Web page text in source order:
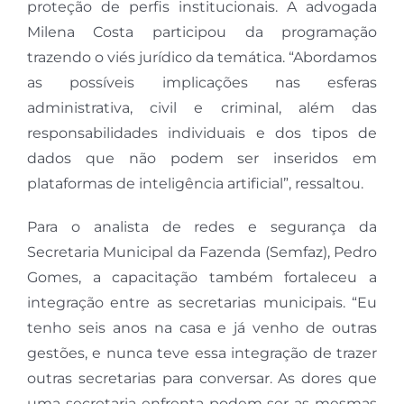
proteção de perfis institucionais. A advogada
Milena Costa participou da programação
trazendo o viés jurídico da temática. “Abordamos
as possíveis implicações nas esferas
administrativa, civil e criminal, além das
responsabilidades individuais e dos tipos de
dados que não podem ser inseridos em
plataformas de inteligência artificial”, ressaltou.
Para o analista de redes e segurança da
Secretaria Municipal da Fazenda (Semfaz), Pedro
Gomes, a capacitação também fortaleceu a
integração entre as secretarias municipais. “Eu
tenho seis anos na casa e já venho de outras
gestões, e nunca teve essa integração de trazer
outras secretarias para conversar. As dores que